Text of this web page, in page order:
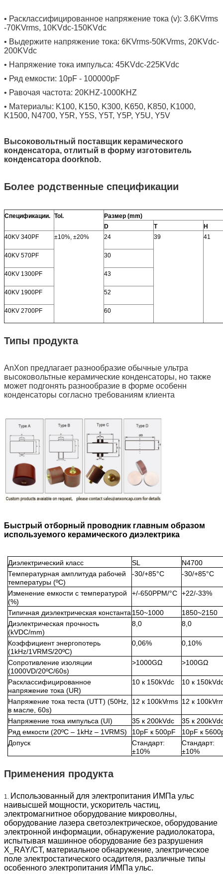
• Расклассифицированное напряжение тока (v): 3.6KVrms
-70KVrms, 10KVdc-150KVdc
• Выдержите напряжение тока: 6KVrms-50KVrms, 20KVdc-
200KVdc
• Напряжение тока импульса: 45KVdc-225KVdc
• Ряд емкости: 10pF - 100000pF
• Равочая частота: 20KHZ-1000KHZ
• Материалы: K100, K150, K300, K650, K850, K1000,
K1500, N4700, Y5R, Y5S, Y5T, Y5P, Y5U, Y5V
Высоковольтный поставщик керамического
конденсатора, отлитый в форму изготовитель
конденсатора doorknob.
Более родственные спецификации
Спецификации. Tol.
Размер (mm)
D
T
H
40KV 340PF
±10%, ±20% 24 39 41
40KV 570PF 30
40KV 1300PF 43
40KV 1900PF 52
40KV 2700PF 60
Типы продукта
AnXon предлагает разнообразие обычные ультра
высоковольтные керамические конденсаторы, но также
может подгонять разнообразие в форме особенн
конденсаторы согласно требованиям клиента
Быстрый отборный проводник главным образом
используемого керамического диэлектрика
Диэлектрический класс SL
N4700
Температурная амплитуда рабочей
температуры (ºC)
-30/+85°C -30/+85°C
Изменение емкости с температурой
(%)
+/-650PPM/°C +22/-33%
Типичная диэлектрическая константа150~1000
1850~2150
Диэлектрическая прочность
(kVDC/mm)
8,0 8,0
Коэффициент энергопотерь
(1kHz/1VRMS/20ºC)
0,06% 0,10%
Сопротивление изоляции
(1000VD/20ºC/60s)
>1000GΩ >100GΩ
Расклассифицированное
напряжение тока (UR)
10 к 150kVdc 10 к
Напряжение тока теста (UTT) (50Hz,
в масле, 60s)
12 к 100kVrms 12 к
Напряжение тока импульса (UI) 35 к 200kVdc
35 к
Ряд емкости (20ºC – 1kHz – 1VRMS)
10pF к 500pF
10pF к
Допуск
Стандарт:
±10%
Стандарт:
±10%
Применения продукта
1. Использованный для электропитания ИМПа ульс
наивысшей мощности, ускоритель частиц,
электромагнитное оборудование микроволны,
оборудование лазера светоэлектрическое, оборудование
электронной информации, обнаружение радиолокатора,
испытывая машинное оборудование без разрушения
X_RAY/CT, материальное обнаружение, электрическое
поле электростатического осадителя, различные типы
особенного электропитания ИМПа ульс.